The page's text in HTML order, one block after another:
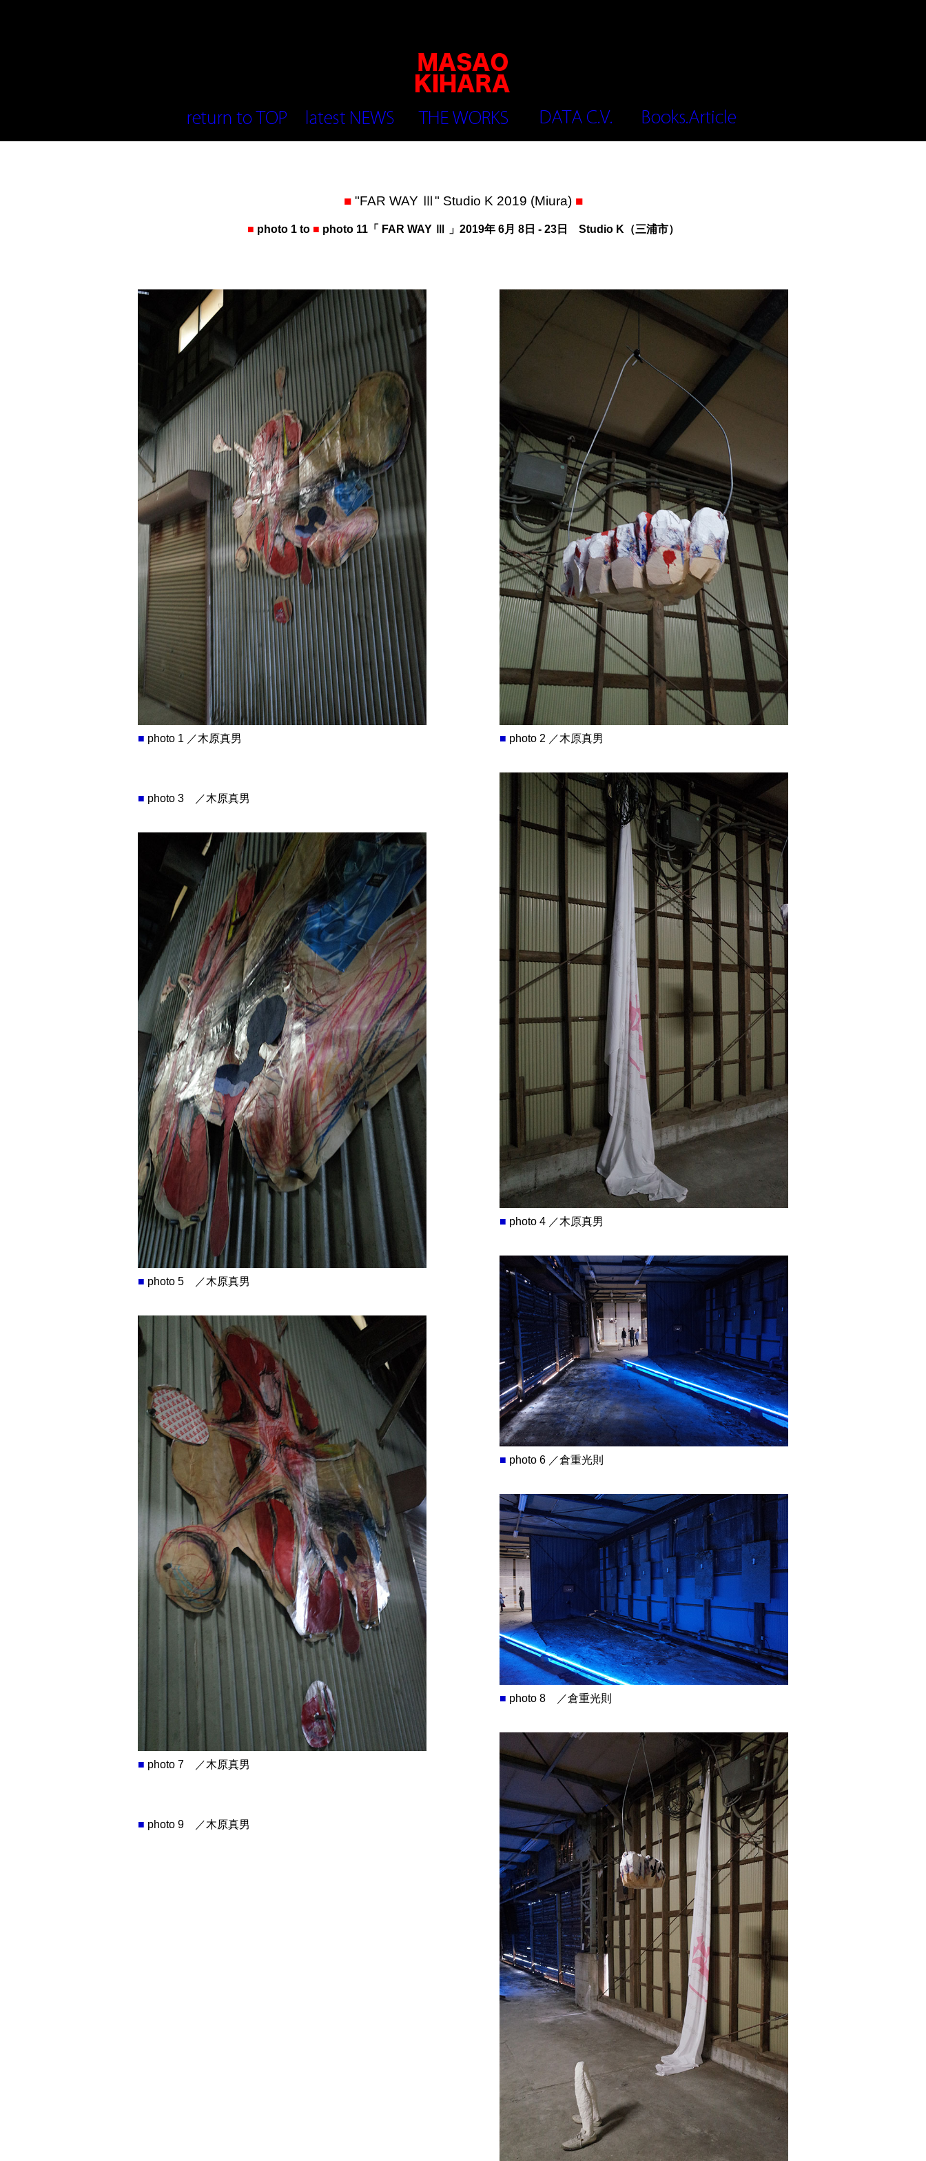
■ "FAR WAY Ⅲ" Studio K 2019 (Miura) ■
■ photo 1 to ■ photo 11「 FAR WAY Ⅲ 」2019年 6月 8日 - 23日 Studio K（三浦市）
■ photo 1 ／木原真男
■ photo 3 ／木原真男
■ photo 5 ／木原真男
■ photo 7 ／木原真男
■ photo 9 ／木原真男
■ photo 2 ／木原真男
■ photo 4 ／木原真男
■ photo 6 ／倉重光則
■ photo 8 ／倉重光則